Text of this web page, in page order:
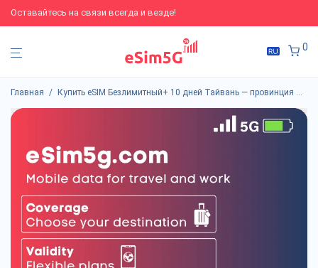
Оставайтесь на связи всегда и везде!
0
Главная / Купить eSIM Безлимитный+ 10 дней Тайвань — провинция Китая